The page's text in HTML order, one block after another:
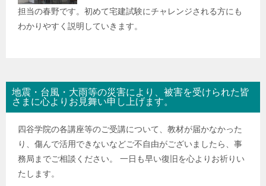
担当の春野です。初めて宅建試験にチャレンジされる方にも
わかりやすく説明していきます。
地震・台風・大雨等の災害により、被害を受けられた皆
さまに心よりお見舞い申し上げます。
四谷学院の各講座等のご受講について、教材が届かなかった
り、傷んで活用できないなどご不自由がございましたら、事
務局までご相談ください。 一日も早い復旧を心よりお祈りい
たします。